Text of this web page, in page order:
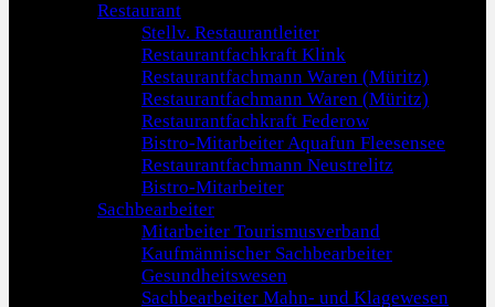
Restaurant
Stellv. Restaurantleiter
Restaurantfachkraft Klink
Restaurantfachmann Waren (Müritz)
Restaurantfachmann Waren (Müritz)
Restaurantfachkraft Federow
Bistro-Mitarbeiter Aquafun Fleesensee
Restaurantfachmann Neustrelitz
Bistro-Mitarbeiter
Sachbearbeiter
Mitarbeiter Tourismusverband
Kaufmännischer Sachbearbeiter
Gesundheitswesen
Sachbearbeiter Mahn- und Klagewesen